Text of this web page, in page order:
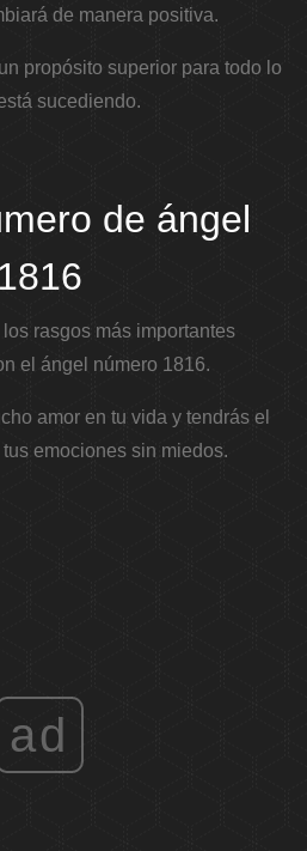
de manera positiva.
propósito superior para todo lo
sucediendo.
de ángel
1816
rasgos más importantes
el ángel número 1816.
amor en tu vida y tendrás el
emociones sin miedos.
ad